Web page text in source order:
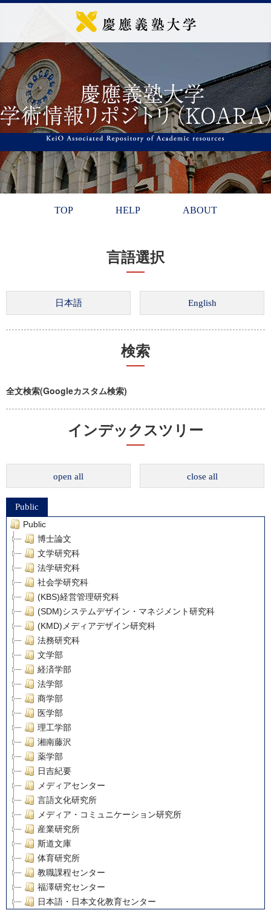
TOP HELP ABOUT
言語選択
検索
全文検索(Googleカスタム検索)
インデックスツリー
open all close all
Public
Public
博士論文
文学研究科
法学研究科
社会学研究科
(KBS)経営管理研究科
(SDM)システムデザイン・マネジメント研究科
(KMD)メディアデザイン研究科
法務研究科
文学部
経済学部
法学部
商学部
医学部
理工学部
湘南藤沢
薬学部
日吉紀要
メディアセンター
言語文化研究所
メディア・コミュニケーション研究所
産業研究所
斯道文庫
体育研究所
教職課程センター
福澤研究センター
日本語・日本文化教育センター